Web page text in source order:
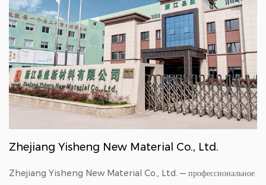
Zhejiang Yisheng New Material Co., Ltd.
Zhejiang Yisheng New Material Co., Ltd. — профессиональное